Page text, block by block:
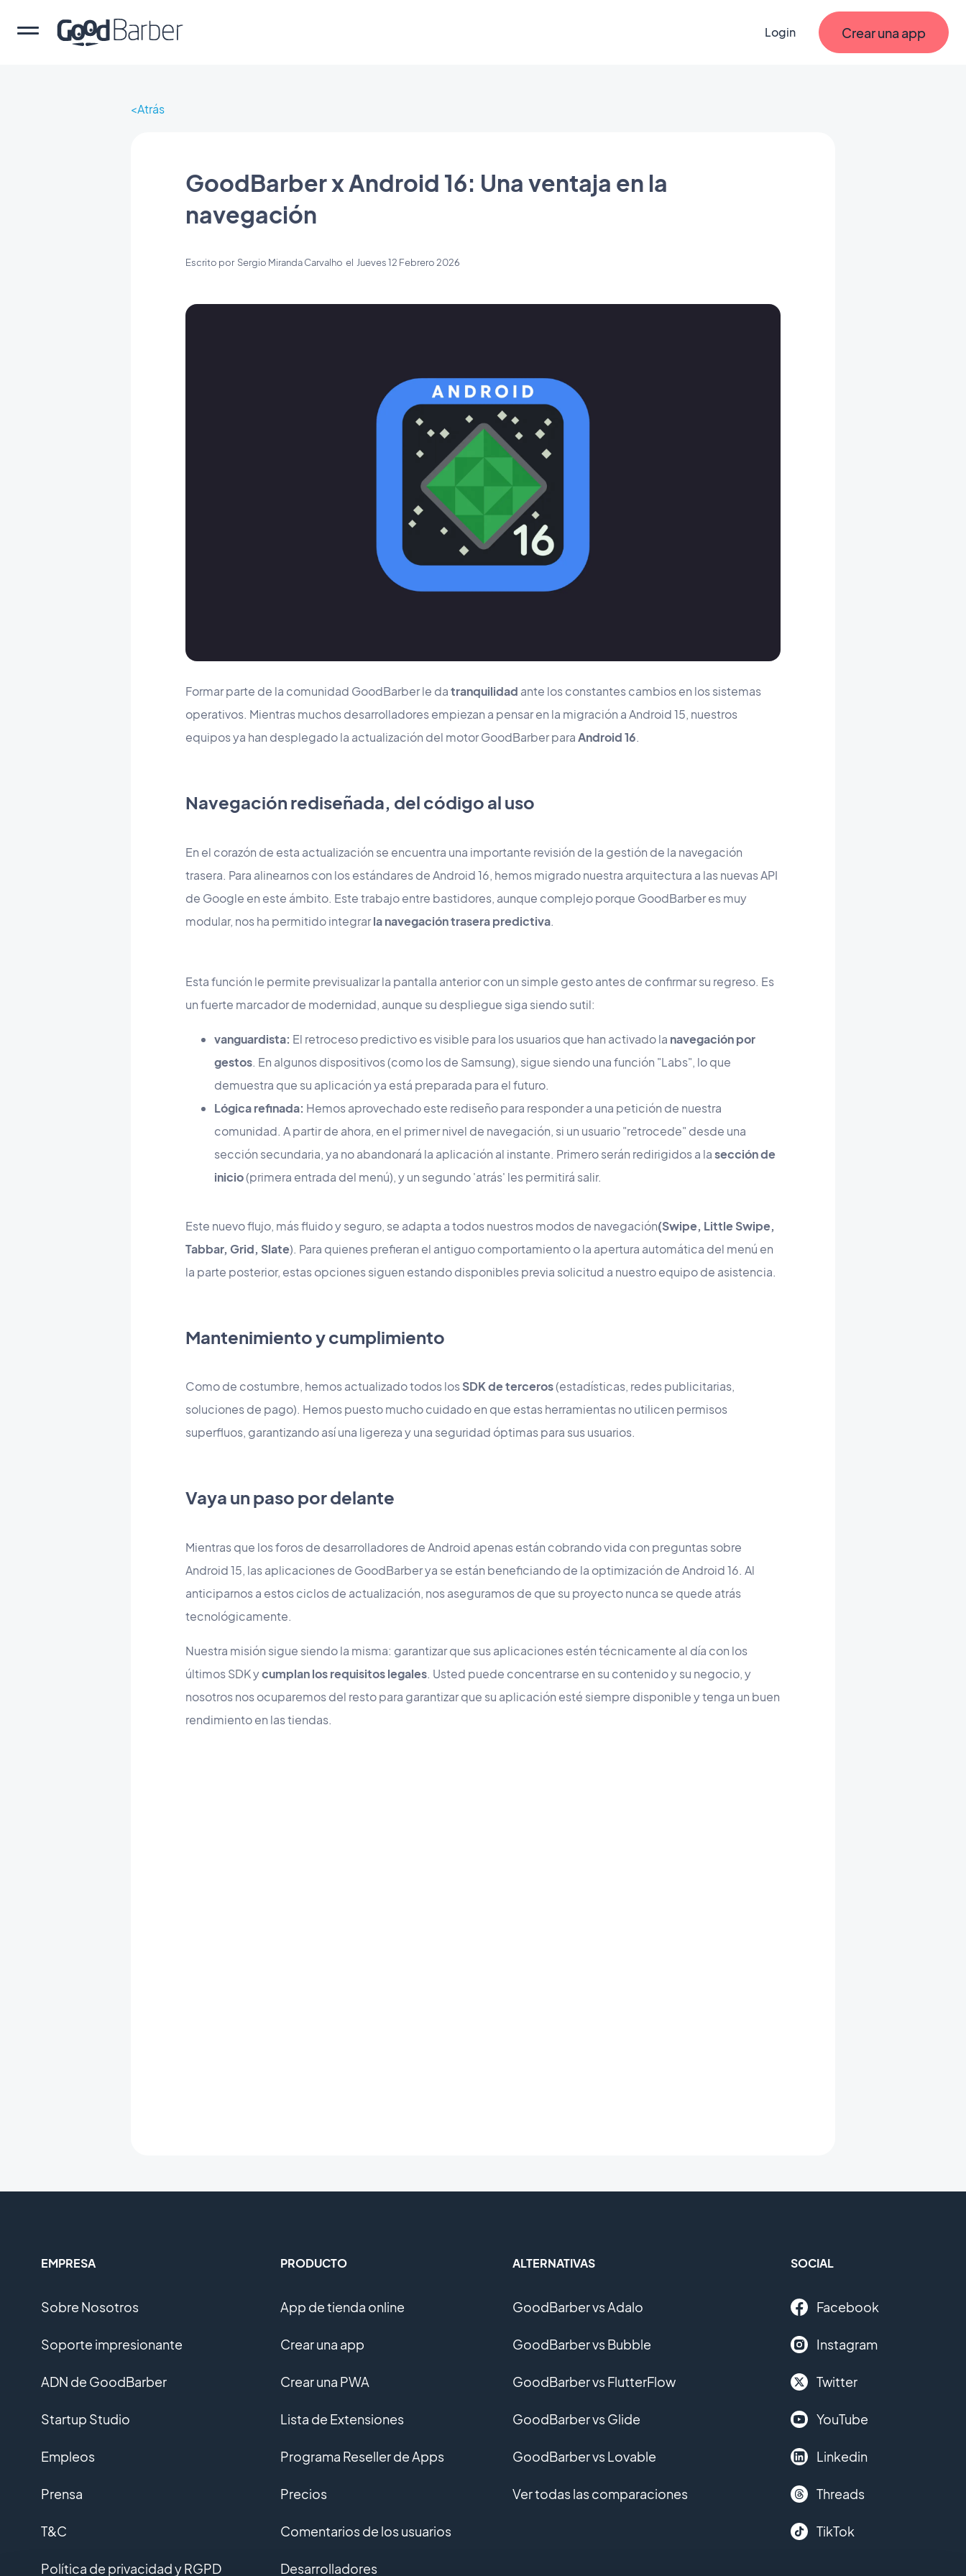
Login Crear una app
Atrás
GoodBarber x Android 16: Una ventaja en la
navegación
Escrito por Sergio Miranda Carvalho el Jueves 12 Febrero 2026
Formar parte de la comunidad GoodBarber le datranquilidad ante los constantes cambios en los sistemas
operativos. Mientras muchos desarrolladores empiezan a pensar en la migración a Android 15, nuestros
equipos ya han desplegado la actualización del motor GoodBarber paraAndroid 16.
Navegación rediseñada, del código al uso
En el corazón de esta actualización se encuentra una importante revisión de la gestión de la navegación
trasera. Para alinearnos con los estándares de Android 16, hemos migrado nuestra arquitectura a las nuevas API
de Google en este ámbito. Este trabajo entre bastidores, aunque complejo porque GoodBarber es muy
modular, nos ha permitido integrarla navegación trasera predictiva.
Esta función le permite previsualizar la pantalla anterior con un simple gesto antes de confirmar su regreso. Es
un fuerte marcador de modernidad, aunque su despliegue siga siendo sutil:
vanguardista: El retroceso predictivo es visible para los usuarios que han activado la navegación por
gestos. En algunos dispositivos (como los de Samsung), sigue siendo una función "Labs", lo que
demuestra que su aplicación ya está preparada para el futuro.
Lógica refinada: Hemos aprovechado este rediseño para responder a una petición de nuestra
comunidad. A partir de ahora, en el primer nivel de navegación, si un usuario "retrocede" desde una
sección secundaria, ya no abandonará la aplicación al instante. Primero serán redirigidos a lasección de
inicio(primera entrada del menú), y un segundo 'atrás' les permitirá salir.
Este nuevo flujo, más fluido y seguro, se adapta a todos nuestros modos de navegación(Swipe, Little Swipe,
Tabbar, Grid, Slate). Para quienes prefieran el antiguo comportamiento o la apertura automática del menú en
la parte posterior, estas opciones siguen estando disponibles previa solicitud a nuestro equipo de asistencia.
Mantenimiento y cumplimiento
Como de costumbre, hemos actualizado todos losSDK de terceros(estadísticas, redes publicitarias,
soluciones de pago). Hemos puesto mucho cuidado en que estas herramientas no utilicen permisos
superfluos, garantizando así una ligereza y una seguridad óptimas para sus usuarios.
Vaya un paso por delante
Mientras que los foros de desarrolladores de Android apenas están cobrando vida con preguntas sobre
Android 15, las aplicaciones de GoodBarber ya se están beneficiando de la optimización de Android 16. Al
anticiparnos a estos ciclos de actualización, nos aseguramos de que su proyecto nunca se quede atrás
tecnológicamente.
Nuestra misión sigue siendo la misma: garantizar que sus aplicaciones estén técnicamente al día con los
últimos SDK ycumplan los requisitos legales. Usted puede concentrarse en su contenido y su negocio, y
nosotros nos ocuparemos del resto para garantizar que su aplicación esté siempre disponible y tenga un buen
rendimiento en las tiendas.
EMPRESA
Sobre Nosotros
Soporte impresionante
ADN de GoodBarber
Startup Studio
Empleos
Prensa
T&C
Política de privacidad y RGPD
PRODUCTO
App de tienda online
Crear una app
Crear una PWA
Lista de Extensiones
Programa Reseller de Apps
Precios
Comentarios de los usuarios
Desarrolladores
ALTERNATIVAS
GoodBarber vs Adalo
GoodBarber vs Bubble
GoodBarber vs FlutterFlow
GoodBarber vs Glide
GoodBarber vs Lovable
Ver todas las comparaciones
SOCIAL
Facebook
Instagram
Twitter
YouTube
Linkedin
Threads
TikTok